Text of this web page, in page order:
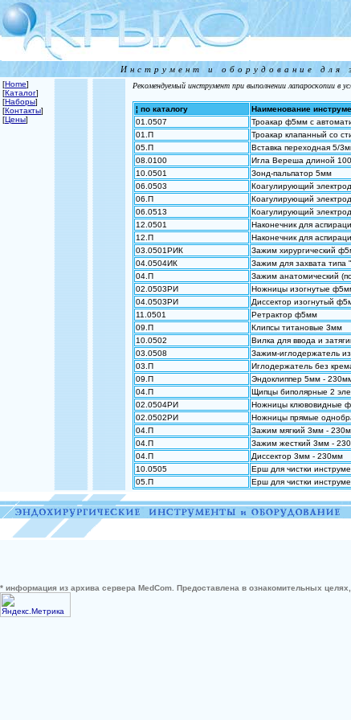
Инструмент и оборудование для
[Home]
[Каталог]
[Наборы]
[Контакты]
[Цены]
Рекомендуемый инструмент при выполнении лапароскопии в
¦ по каталогу Наименование
01.0507
Троакар ф5мм с
01.П
Троакар клапанный со
05.П
Вставка переходная 5/
08.0100
Игла Вереша длиной
10.0501
Зонд-пальпатор 5мм
06.0503
Коагулирующий
06.П
Коагулирующий
06.0513
Коагулирующий
12.0501
Наконечник для
12.П
Наконечник для
03.0501РИК
Зажим хирургический
04.0504ИК
Зажим для захвата
04.П
Зажим анатомический
02.0503РИ
Ножницы изогнутые
04.0503РИ
Диссектор изогнутый
11.0501
Ретрактор ф5мм
09.П
Клипсы титановые 3мм
10.0502
Вилка для ввода и
03.0508
Зажим-иглодержатель
03.П
Иглодержатель без
09.П
Эндоклиппер 5мм -
04.П
Щипцы биполярные 2
02.0504РИ
Ножницы клювовидные
02.0502РИ
Ножницы прямые
04.П
Зажим мягкий 3мм -
04.П
Зажим жесткий 3мм -
04.П
Диссектор 3мм - 230мм
10.0505
Ерш для чистки
05.П
Ерш для чистки
* информация из архива сервера MedCom. Предоставлена в ознакомительных